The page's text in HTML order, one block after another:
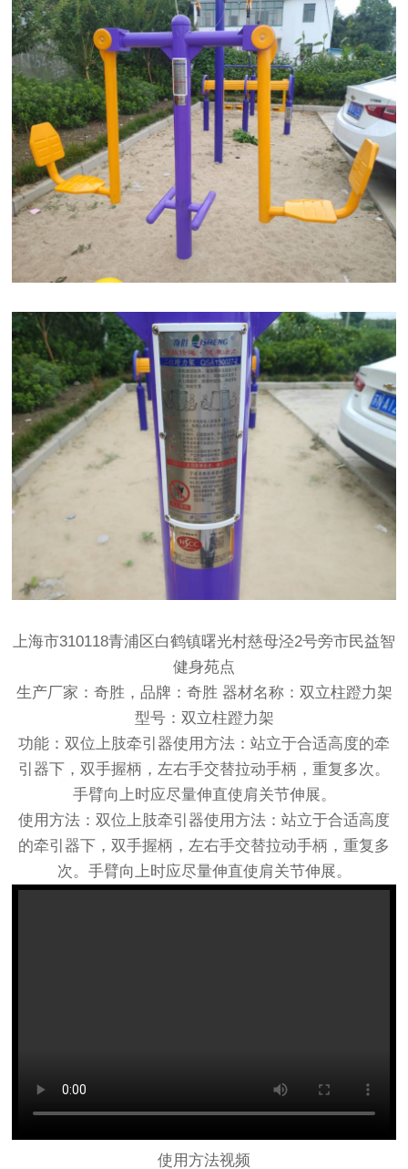
上海市310118青浦区白鹤镇曙光村慈母泾2号旁市民益智
健身苑点
生产厂家：奇胜，品牌：奇胜 器材名称：双立柱蹬力架
型号：双立柱蹬力架
功能：双位上肢牵引器使用方法：站立于合适高度的牵
引器下，双手握柄，左右手交替拉动手柄，重复多次。
手臂向上时应尽量伸直使肩关节伸展。
使用方法：双位上肢牵引器使用方法：站立于合适高度
的牵引器下，双手握柄，左右手交替拉动手柄，重复多
次。手臂向上时应尽量伸直使肩关节伸展。
使用方法视频